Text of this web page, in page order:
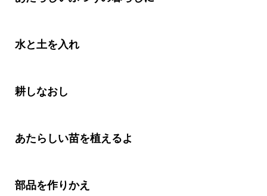
水と土を入れ
耕しなおし
あたらしい苗を植えるよ
部品を作りかえ